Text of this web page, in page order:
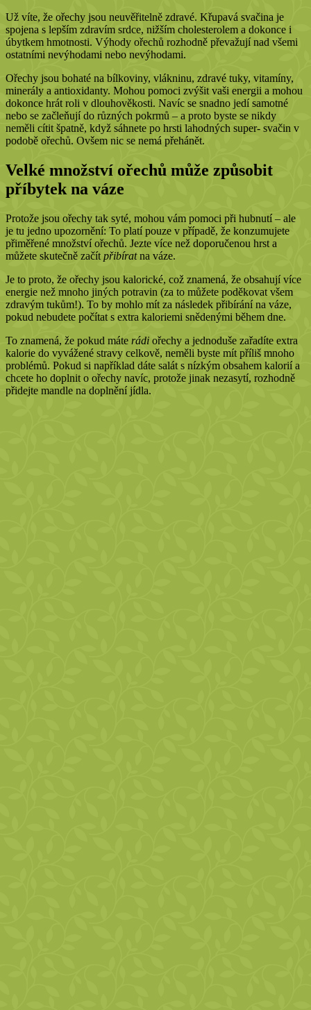
Už víte, že ořechy jsou neuvěřitelně zdravé. Křupavá svačina je
spojena s lepším zdravím srdce, nižším cholesterolem a dokonce i
úbytkem hmotnosti. Výhody ořechů rozhodně převažují nad všemi
ostatními nevýhodami nebo nevýhodami.
Ořechy jsou bohaté na bílkoviny, vlákninu, zdravé tuky, vitamíny,
minerály a antioxidanty. Mohou pomoci zvýšit vaši energii a mohou
dokonce hrát roli v dlouhověkosti. Navíc se snadno jedí samotné
nebo se začleňují do různých pokrmů – a proto byste se nikdy
neměli cítit špatně, když sáhnete po hrsti lahodných super- svačin v
podobě ořechů. Ovšem nic se nemá přehánět.
Velké množství ořechů může způsobit
příbytek na váze
Protože jsou ořechy tak syté, mohou vám pomoci při hubnutí – ale
je tu jedno upozornění: To platí pouze v případě, že konzumujete
přiměřené množství ořechů. Jezte více než doporučenou hrst a
můžete skutečně začít přibíratna váze.
Je to proto, že ořechy jsou kalorické, což znamená, že obsahují více
energie než mnoho jiných potravin (za to můžete poděkovat všem
zdravým tukům!). To by mohlo mít za následek přibírání na váze,
pokud nebudete počítat s extra kaloriemi snědenými během dne.
To znamená, že pokud máte rádi ořechy a jednoduše zařadíte extra
kalorie do vyvážené stravy celkově, neměli byste mít příliš mnoho
problémů. Pokud si například dáte salát s nízkým obsahem kalorií a
chcete ho doplnit o ořechy navíc, protože jinak nezasytí, rozhodně
přidejte mandle na doplnění jídla.